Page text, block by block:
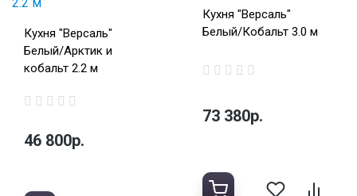
Кухня "Версаль"
Белый/Арктик и
кобальт 2.2 м
46 800р.
Кухня "Версаль"
Белый/Кобальт 3.0 м
73 380р.